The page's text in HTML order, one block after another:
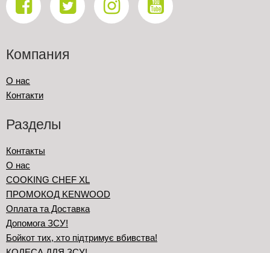
Компания
О нас
Контакти
Разделы
Контакты
О нас
COOKING CHEF XL
ПРОМОКОД KENWOOD
Оплата та Доставка
Допомога ЗСУ!
Бойкот тих, хто підтримує вбивства!